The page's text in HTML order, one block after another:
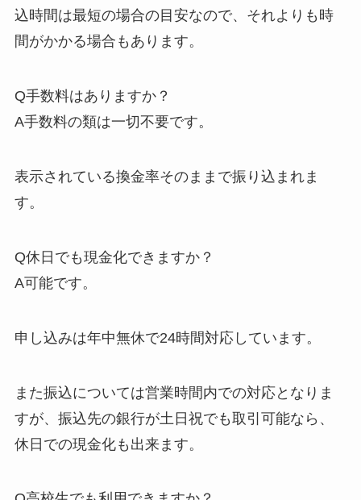
込時間は最短の場合の目安なので、それよりも時
間がかかる場合もあります。
Q手数料はありますか？
A手数料の類は一切不要です。
表示されている換金率そのままで振り込まれま
す。
Q休日でも現金化できますか？
A可能です。
申し込みは年中無休で24時間対応しています。
また振込については営業時間内での対応となりま
すが、振込先の銀行が土日祝でも取引可能なら、
休日での現金化も出来ます。